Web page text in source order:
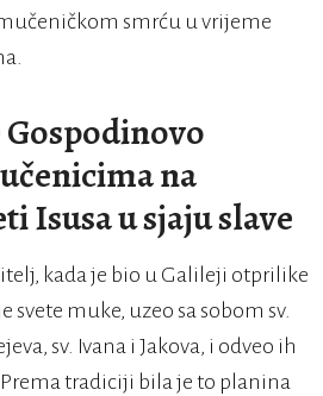
smrću u vrijeme
na
Isusa u sjaju slave
kada je bio u Galileji otprilike
svete muke, uzeo sa sobom sv.
sv. Ivana i Jakova, i odveo ih
tradiciji bila je to planina